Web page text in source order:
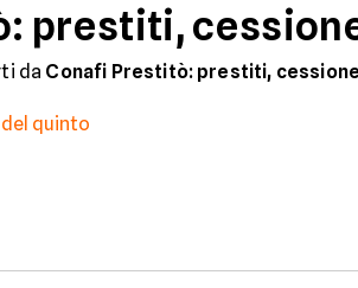
prestiti,
da Conafi Prestitò: prestiti,
quinto